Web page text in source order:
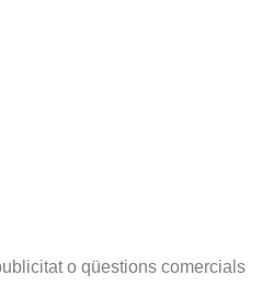
o qüestions comercials